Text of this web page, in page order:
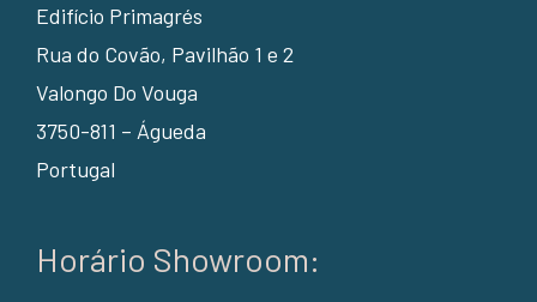
Edifício Primagrés
Rua do Covão, Pavilhão 1 e 2
Valongo Do Vouga
3750-811 – Águeda
Portugal
Horário Showroom: